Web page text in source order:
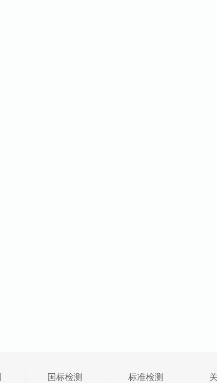
国标检测 标准检测